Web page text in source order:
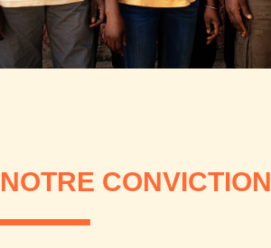
NOTRE CONVICTION